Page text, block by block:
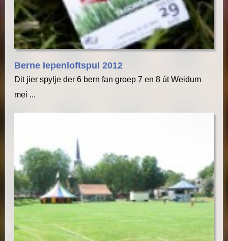
Berne Iepenloftspul 2012
Dit jier spylje der 6 bern fan groep 7 en 8 út Weidum
mei ...